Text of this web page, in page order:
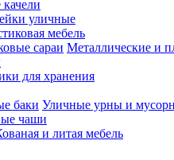
уличные
мебель
Металлические и
для хранения
Уличные урны и
чаши
и литая мебель